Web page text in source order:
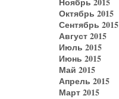
Октябрь 2015
Сентябрь 2015
Август 2015
Июль 2015
Июнь 2015
Май 2015
Апрель 2015
Март 2015